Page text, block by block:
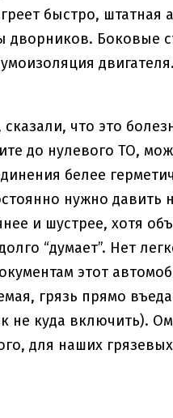
быстро, штатная
Боковые
что это
до нулевого ТО,
белее
нужно давить
и шустрее, хотя
“думает”. Нет
этот
грязь прямо
не куда включить).
для наших